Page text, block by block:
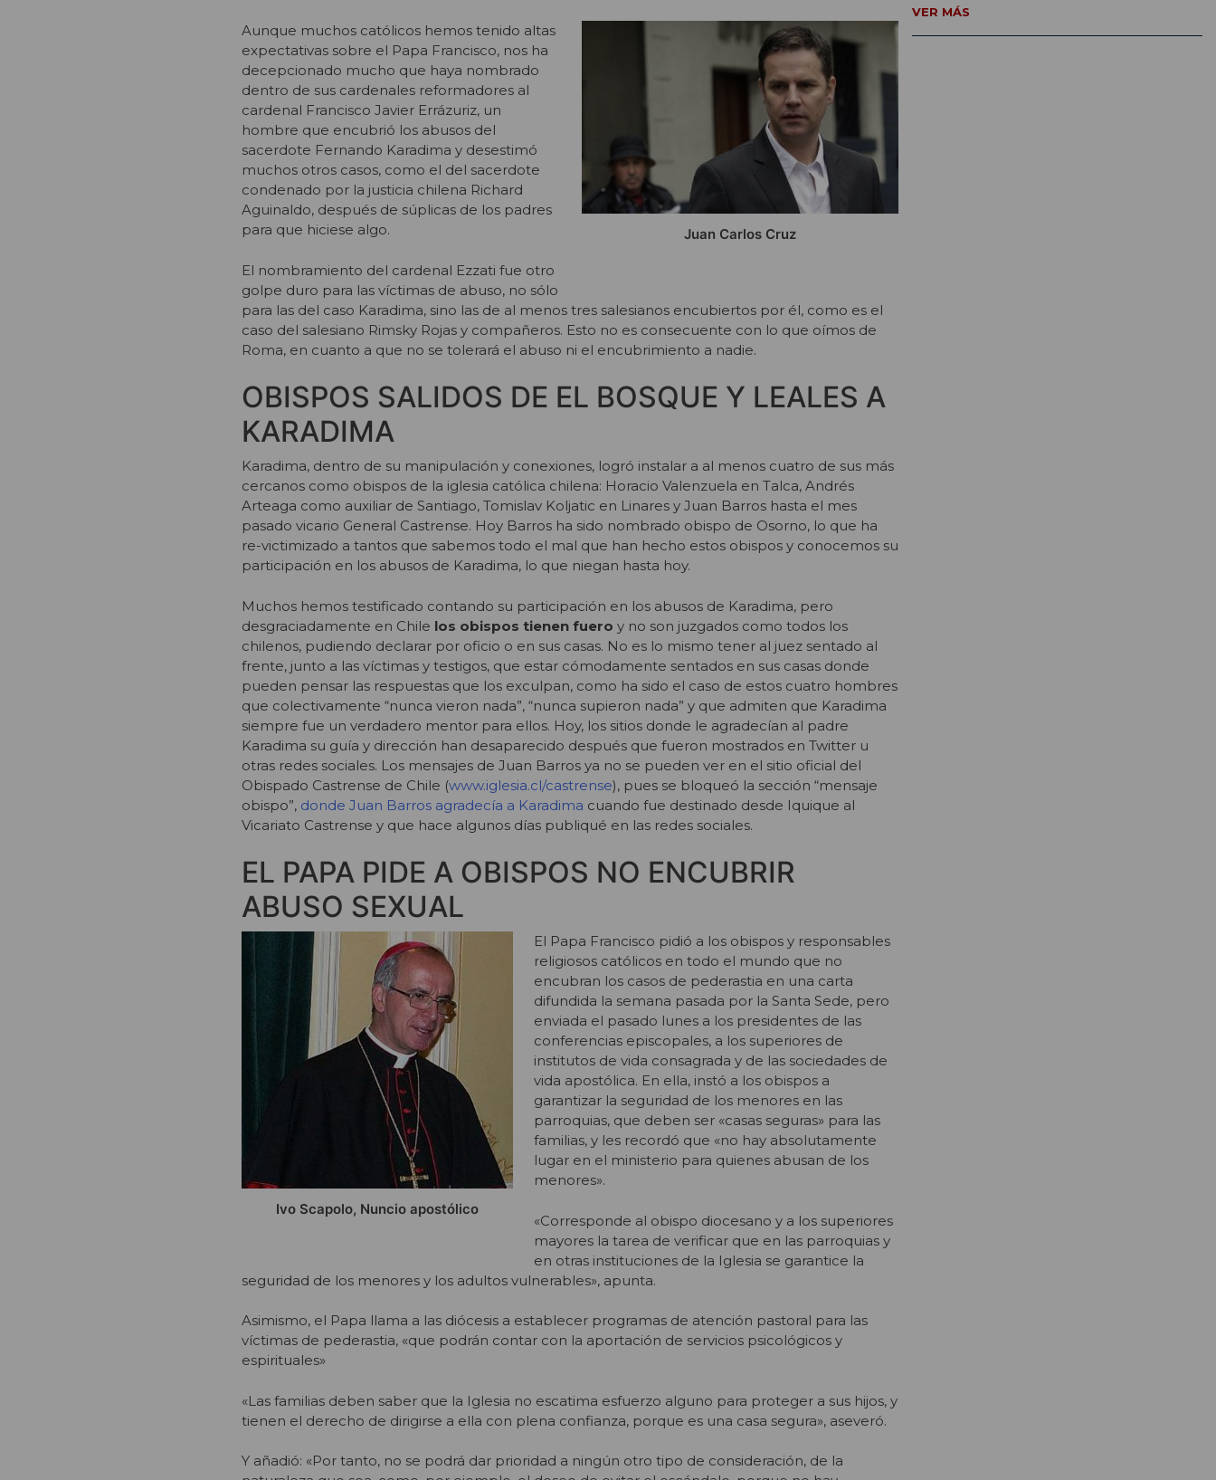
Juan Carlos Cruz
Aunque muchos católicos hemos tenido altas
expectativas sobre el Papa Francisco, nos ha
decepcionado mucho que haya nombrado
dentro de sus cardenales reformadores al
cardenal Francisco Javier Errázuriz, un
hombre que encubrió los abusos del
sacerdote Fernando Karadima y desestimó
muchos otros casos, como el del sacerdote
condenado por la justicia chilena Richard
Aguinaldo, después de súplicas de los padres
para que hiciese algo.
El nombramiento del cardenal Ezzati fue otro
golpe duro para las víctimas de abuso, no sólo
para las del caso Karadima, sino las de al menos tres salesianos encubiertos por él, como es el
caso del salesiano Rimsky Rojas y compañeros. Esto no es consecuente con lo que oímos de
Roma, en cuanto a que no se tolerará el abuso ni el encubrimiento a nadie.
OBISPOS SALIDOS DE EL BOSQUE Y LEALES A
KARADIMA
Karadima, dentro de su manipulación y conexiones, logró instalar a al menos cuatro de sus más
cercanos como obispos de la iglesia católica chilena: Horacio Valenzuela en Talca, Andrés
Arteaga como auxiliar de Santiago, Tomislav Koljatic en Linares y Juan Barros hasta el mes
pasado vicario General Castrense. Hoy Barros ha sido nombrado obispo de Osorno, lo que ha
re-victimizado a tantos que sabemos todo el mal que han hecho estos obispos y conocemos su
participación en los abusos de Karadima, lo que niegan hasta hoy.
Muchos hemos testificado contando su participación en los abusos de Karadima, pero
desgraciadamente en Chile los obispos tienen fuero y no son juzgados como todos los
chilenos, pudiendo declarar por oficio o en sus casas. No es lo mismo tener al juez sentado al
frente, junto a las víctimas y testigos, que estar cómodamente sentados en sus casas donde
pueden pensar las respuestas que los exculpan, como ha sido el caso de estos cuatro hombres
que colectivamente “nunca vieron nada”, “nunca supieron nada” y que admiten que Karadima
siempre fue un verdadero mentor para ellos. Hoy, los sitios donde le agradecían al padre
Karadima su guía y dirección han desaparecido después que fueron mostrados en Twitter u
otras redes sociales. Los mensajes de Juan Barros ya no se pueden ver en el sitio oficial del
Obispado Castrense de Chile (www.iglesia.cl/castrense), pues se bloqueó la sección “mensaje
obispo”, donde Juan Barros agradecía a Karadima cuando fue destinado desde Iquique al
Vicariato Castrense y que hace algunos días publiqué en las redes sociales.
EL PAPA PIDE A OBISPOS NO ENCUBRIR
ABUSO SEXUAL
Ivo Scapolo, Nuncio apostólico
El Papa Francisco pidió a los obispos y responsables
religiosos católicos en todo el mundo que no
encubran los casos de pederastia en una carta
difundida la semana pasada por la Santa Sede, pero
enviada el pasado lunes a los presidentes de las
conferencias episcopales, a los superiores de
institutos de vida consagrada y de las sociedades de
vida apostólica. En ella, instó a los obispos a
garantizar la seguridad de los menores en las
parroquias, que deben ser «casas seguras» para las
familias, y les recordó que «no hay absolutamente
lugar en el ministerio para quienes abusan de los
menores».
«Corresponde al obispo diocesano y a los superiores
mayores la tarea de verificar que en las parroquias y
en otras instituciones de la Iglesia se garantice la
seguridad de los menores y los adultos vulnerables», apunta.
Asimismo, el Papa llama a las diócesis a establecer programas de atención pastoral para las
víctimas de pederastia, «que podrán contar con la aportación de servicios psicológicos y
espirituales»
«Las familias deben saber que la Iglesia no escatima esfuerzo alguno para proteger a sus hijos, y
tienen el derecho de dirigirse a ella con plena confianza, porque es una casa segura», aseveró.
Y añadió: «Por tanto, no se podrá dar prioridad a ningún otro tipo de consideración, de la
VER MÁS